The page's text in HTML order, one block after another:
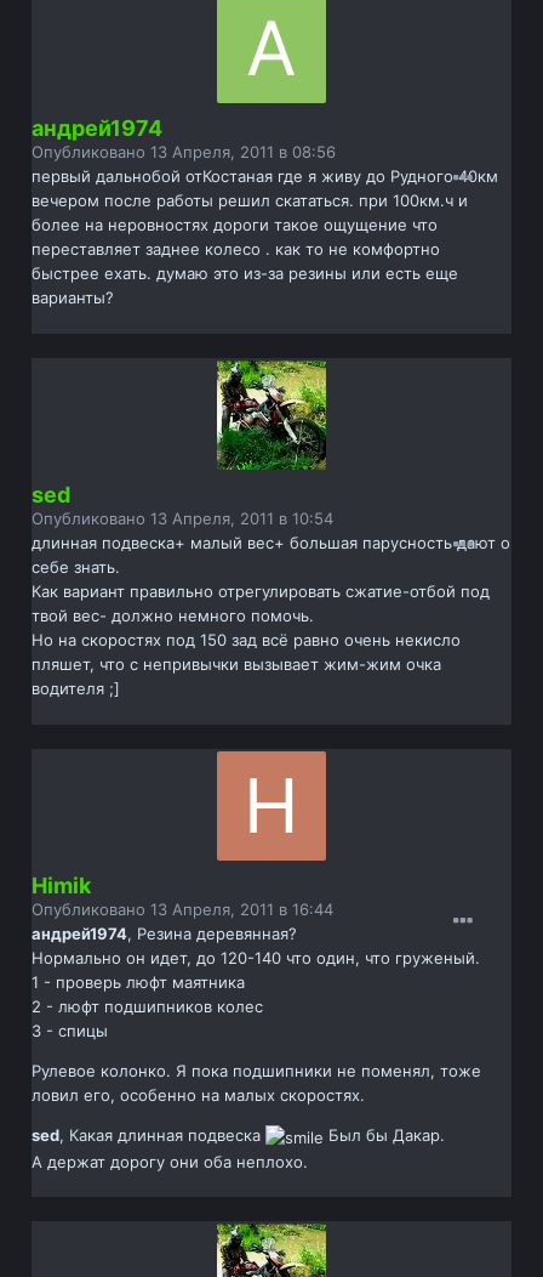
андрей1974
Опубликовано13 Апреля, 2011 в 08:56
первый дальнобой отКостаная где я живу до Рудного 40км
вечером после работы решил скататься. при 100км.ч и
более на неровностях дороги такое ощущение что
переставляет заднее колесо . как то не комфортно
быстрее ехать. думаю это из-за резины или есть еще
варианты?
sed
Опубликовано13 Апреля, 2011 в 10:54
длинная подвеска+ малый вес+ большая парусность дают о
себе знать.
Как вариант правильно отрегулировать сжатие-отбой под
твой вес- должно немного помочь.
Но на скоростях под 150 зад всё равно очень некисло
пляшет, что с непривычки вызывает жим-жим очка
водителя ;]
Himik
Опубликовано13 Апреля, 2011 в 16:44
андрей1974, Резина деревянная?
Нормально он идет, до 120-140 что один, что груженый.
1 - проверь люфт маятника
2 - люфт подшипников колес
3 - спицы
Рулевое колонко. Я пока подшипники не поменял, тоже
ловил его, особенно на малых скоростях.
sed, Какая длинная подвеска
Был бы Дакар.
А держат дорогу они оба неплохо.